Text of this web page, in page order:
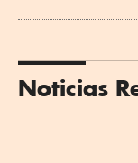
Noticias